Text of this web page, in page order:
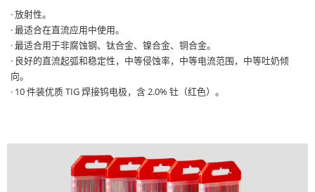
· 放射性。
· 最适合在直流应用中使用。
· 最适合用于非腐蚀钢、钛合金、镍合金、铜合金。
· 良好的直流起弧和稳定性，中等侵蚀率，中等电流范围，中等吐奶倾
向。
· 10 件装优质 TIG 焊接钨电极，含 2.0% 钍（红色）。